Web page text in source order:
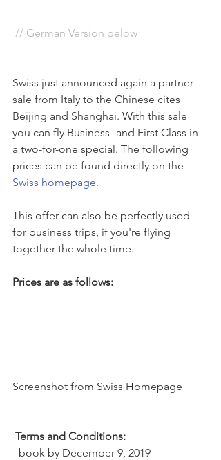
// German Version below
Swiss just announced again a partner
sale from Italy to the Chinese cites
Beijing and Shanghai. With this sale
you can fly Business- and First Class in
a two-for-one special. The following
prices can be found directly on the
Swiss homepage.
This offer can also be perfectly used
for business trips, if you're flying
together the whole time.
Prices are as follows:
Screenshot from Swiss Homepage
Terms and Conditions:
- book by December 9, 2019